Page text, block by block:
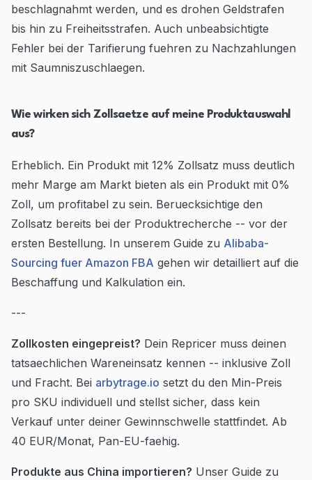
beschlagnahmt werden, und es drohen Geldstrafen
bis hin zu Freiheitsstrafen. Auch unbeabsichtigte
Fehler bei der Tarifierung fuehren zu Nachzahlungen
mit Saumniszuschlaegen.
Wie wirken sich Zollsaetze auf meine Produktauswahl
aus?
Erheblich. Ein Produkt mit 12% Zollsatz muss deutlich
mehr Marge am Markt bieten als ein Produkt mit 0%
Zoll, um profitabel zu sein. Beruecksichtige den
Zollsatz bereits bei der Produktrecherche -- vor der
ersten Bestellung. In unserem Guide zu Alibaba-
Sourcing fuer Amazon FBA gehen wir detailliert auf die
Beschaffung und Kalkulation ein.
---
Zollkosten eingepreist? Dein Repricer muss deinen
tatsaechlichen Wareneinsatz kennen -- inklusive Zoll
und Fracht. Bei arbytrage.io setzt du den Min-Preis
pro SKU individuell und stellst sicher, dass kein
Verkauf unter deiner Gewinnschwelle stattfindet. Ab
40 EUR/Monat, Pan-EU-faehig.
Produkte aus China importieren? Unser Guide zu